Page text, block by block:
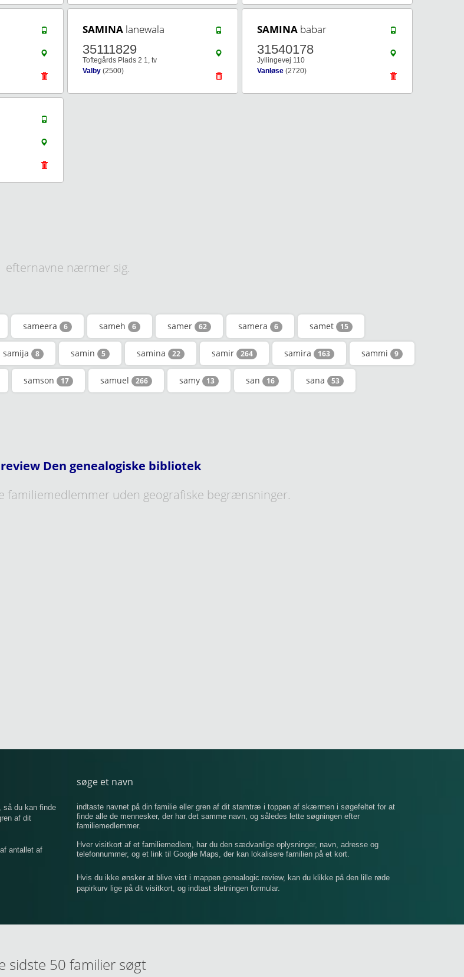
SAMINA lanewala
35111829
Toftegårds Plads 2 1, tv
Valby (2500)
SAMINA babar
31540178
Jyllingevej 110
Vanløse (2720)
efternavne nærmer sig.
sameera 6 sameh 6 samer 62 samera 6 samet 15
samija 8 samin 5 samina 22 samir 264 samira 163 sammi 9
samson 17 samuel 266 samy 13 san 16 sana 53
Den genealogiske bibliotek
familiemedlemmer uden geografiske begrænsninger.
så du kan finde
af ​​dit
​​antallet af
søge et navn
indtaste navnet på din familie eller gren af ​​dit stamtræ i toppen af ​​skærmen i søgefeltet for at
finde alle de mennesker, der har det samme navn, og således lette søgningen efter
familiemedlemmer.
Hver visitkort af et familiemedlem, har du den sædvanlige oplysninger, navn, adresse og
telefonnummer, og et link til Google Maps, der kan lokalisere familien på et kort.
Hvis du ikke ønsker at blive vist i mappen genealogic.review, kan du klikke på den lille røde
papirkurv lige på dit visitkort, og indtast sletningen formular.
sidste 50 familier søgt